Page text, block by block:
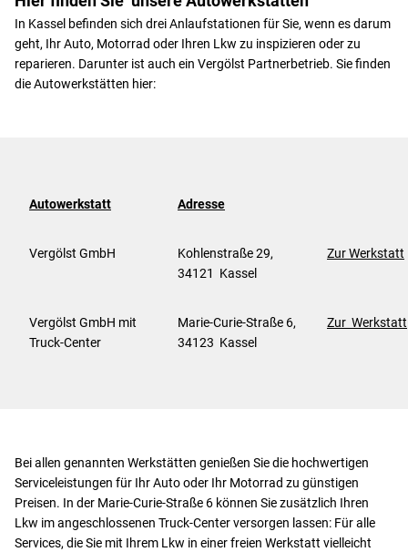
In Kassel befinden sich drei Anlaufstationen für Sie, wenn es darum
geht, Ihr Auto, Motorrad oder Ihren Lkw zu inspizieren oder zu
reparieren. Darunter ist auch ein Vergölst Partnerbetrieb. Sie finden
die Autowerkstätten hier:
Autowerkstatt Adresse
Vergölst GmbH
Kohlenstraße 29,
34121 Kassel
Zur Werkstatt
Vergölst GmbH mit
Truck-Center
Marie-Curie-Straße 6,
34123 Kassel
Zur Werkstatt
Bei allen genannten Werkstätten genießen Sie die hochwertigen
Serviceleistungen für Ihr Auto oder Ihr Motorrad zu günstigen
Preisen. In der Marie-Curie-Straße 6 können Sie zusätzlich Ihren
Lkw im angeschlossenen Truck-Center versorgen lassen: Für alle
Services, die Sie mit Ihrem Lkw in einer freien Werkstatt vielleicht